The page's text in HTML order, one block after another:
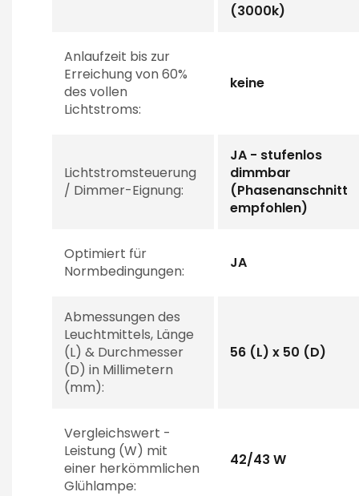
(3000k)
Anlaufzeit bis zur
Erreichung von 60%
des vollen
Lichtstroms:
keine
Lichtstromsteuerung
/ Dimmer-Eignung:
JA - stufenlos
dimmbar
(Phasenanschnitt
empfohlen)
Optimiert für
Normbedingungen:
JA
Abmessungen des
Leuchtmittels, Länge
(L) & Durchmesser
(D) in Millimetern
(mm):
56 (L) x 50 (D)
Vergleichswert -
Leistung (W) mit
einer herkömmlichen
Glühlampe:
42/43 W